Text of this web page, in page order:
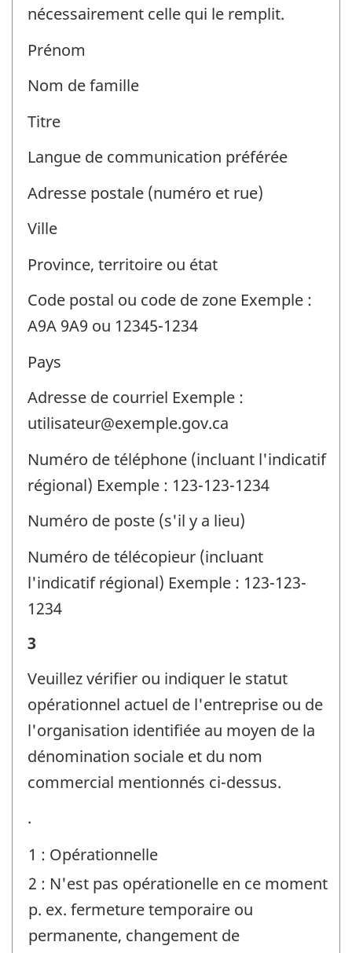
de
question
nécessairement celle qui le remplit.
Prénom
Nom de famille
Titre
Langue de communication préférée
Adresse postale (numéro et rue)
Ville
Province, territoire ou état
Code postal ou code de zone Exemple :
A9A 9A9 ou 12345-1234
Pays
Adresse de courriel Exemple :
utilisateur@exemple.gov.ca
Numéro de téléphone (incluant l'indicatif
régional) Exemple : 123-123-1234
Numéro de poste (s'il y a lieu)
Numéro de télécopieur (incluant
l'indicatif régional) Exemple : 123-123-
1234
Renseignements
sur
l'entreprise
ou
l'organisation
personne-
ressource
-
Identificateur
de
3
Veuillez vérifier ou indiquer le statut
opérationnel actuel de l'entreprise ou de
l'organisation identifiée au moyen de la
dénomination sociale et du nom
commercial mentionnés ci-dessus.
.
1 : Opérationnelle
2 : N'est pas opérationelle en ce moment
p. ex. fermeture temporaire ou
permanente, changement de